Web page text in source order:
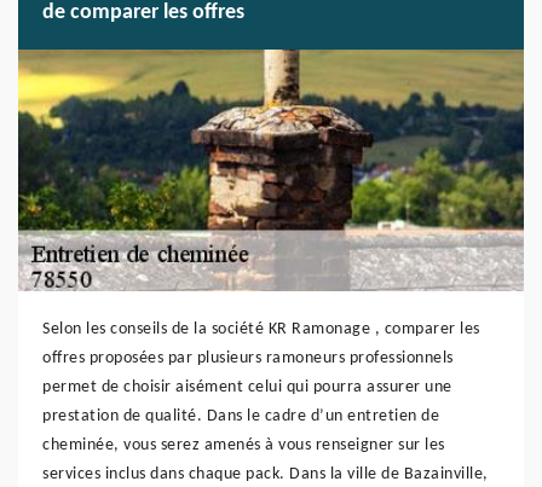
de comparer les offres
Selon les conseils de la société KR Ramonage , comparer les
offres proposées par plusieurs ramoneurs professionnels
permet de choisir aisément celui qui pourra assurer une
prestation de qualité. Dans le cadre d’un entretien de
cheminée, vous serez amenés à vous renseigner sur les
services inclus dans chaque pack. Dans la ville de Bazainville,